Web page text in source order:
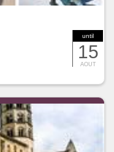
until
15
AOUT